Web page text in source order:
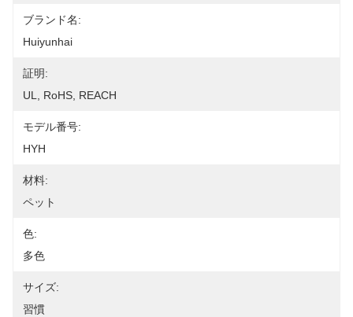
ブランド名:
Huiyunhai
証明:
UL, RoHS, REACH
モデル番号:
HYH
材料:
ペット
色:
多色
サイズ:
習慣